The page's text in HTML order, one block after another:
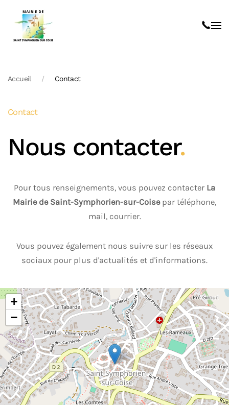
Skip to main content
Accueil Contact
Contact
Nous contacter.
Pour tous renseignements, vous pouvez contacter La
Mairie de Saint-Symphorien-sur-Coisepar téléphone,
mail, courrier.
Vous pouvez également nous suivre sur les réseaux
sociaux pour plus d'actualités et d'informations.
+
−